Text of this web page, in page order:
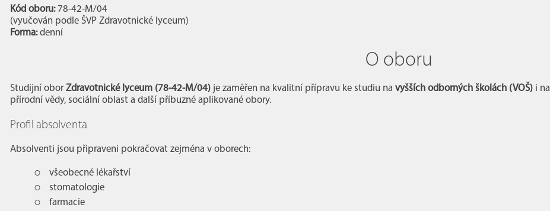
Kód oboru:78-42-M/04
(vyučován podle ŠVP Zdravotnické lyceum)
Forma:denní
O oboru
Studijní oborZdravotnické lyceum (78-42-M/04)je zaměřen na kvalitní přípravu ke studiu na vyšších odborných školách (VOŠ)i na
přírodní vědy, sociální oblast a další příbuzné aplikované obory.
Profil absolventa
Absolventi jsou připraveni pokračovat zejména v oborech:
všeobecné lékařství
stomatologie
farmacie